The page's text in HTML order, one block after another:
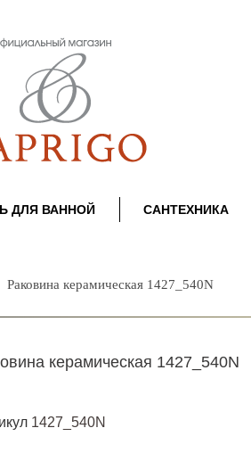
ДЛЯ ВАННОЙ САНТЕХНИКА
Раковина керамическая 1427_540N
керамическая 1427_540N
1427_540N